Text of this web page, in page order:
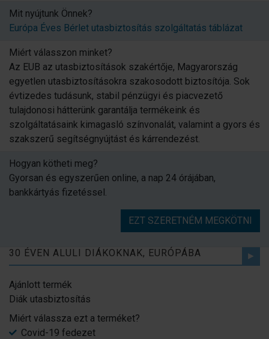
Mit nyújtunk Önnek?
Európa Éves Bérlet utasbiztosítás szolgáltatás táblázat
Miért válasszon minket?
Az EUB az utasbiztosítások szakértője, Magyarország
egyetlen utasbiztosításokra szakosodott biztosítója. Sok
évtizedes tudásunk, stabil pénzügyi és piacvezető
tulajdonosi hátterünk garantálja termékeink és
szolgáltatásaink kimagasló színvonalát, valamint a gyors és
szakszerű segítségnyújtást és kárrendezést.
Hogyan kötheti meg?
Gyorsan és egyszerűen online, a nap 24 órájában,
bankkártyás fizetéssel.
EZT SZERETNÉM MEGKÖTNI
30 ÉVEN ALULI DIÁKOKNAK, EURÓPÁBA
Ajánlott termék
Diák utasbiztosítás
Miért válassza ezt a terméket?
Covid-19 fedezet